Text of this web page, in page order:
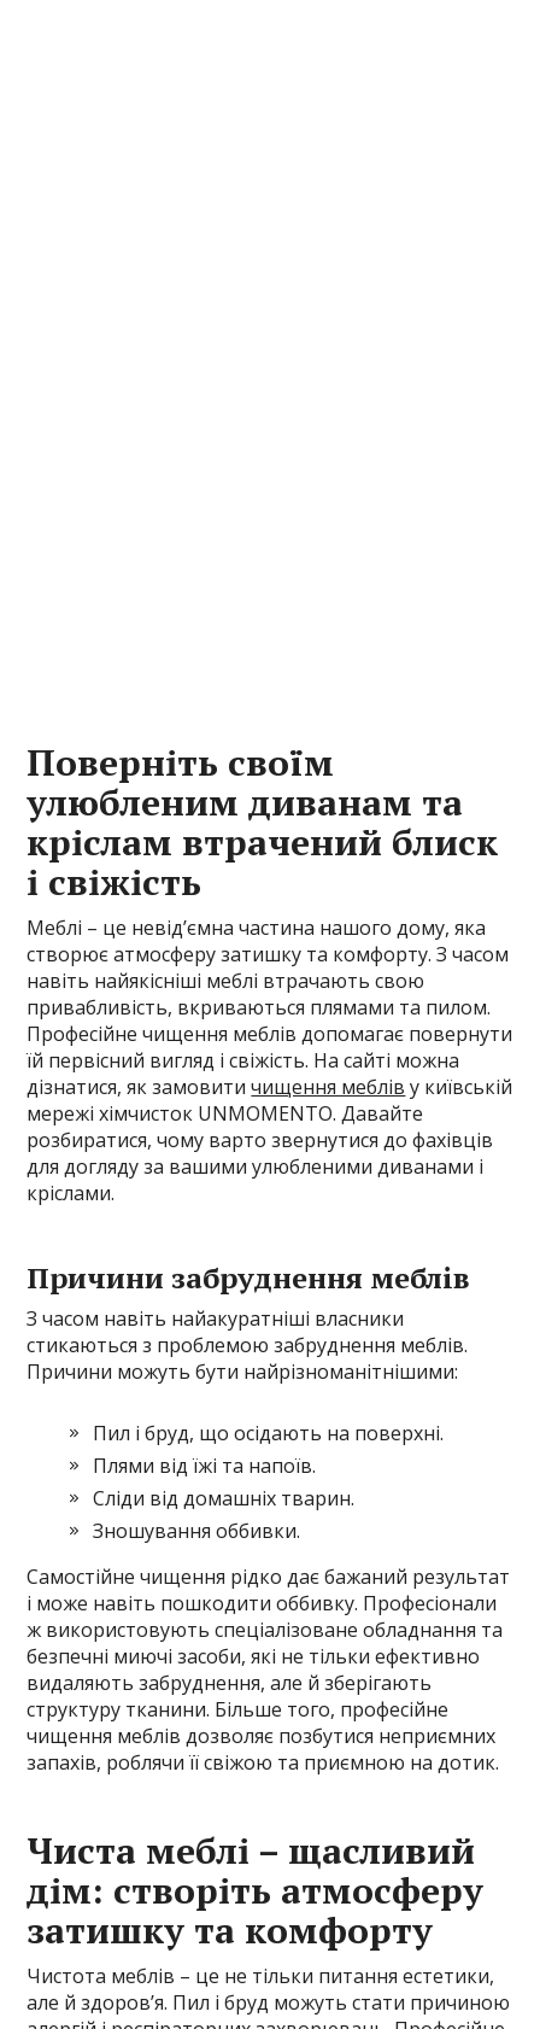
Поверніть своїм
улюбленим диванам та
кріслам втрачений блиск
і свіжість
Меблі – це невід’ємна частина нашого дому, яка
створює атмосферу затишку та комфорту. З часом
навіть найякісніші меблі втрачають свою
привабливість, вкриваються плямами та пилом.
Професійне чищення меблів допомагає повернути
їй первісний вигляд і свіжість. На сайті можна
дізнатися, як замовитичищення меблів у київській
мережі хімчисток UNMOMENTO. Давайте
розбиратися, чому варто звернутися до фахівців
для догляду за вашими улюбленими диванами і
кріслами.
Причини забруднення меблів
З часом навіть найакуратніші власники
стикаються з проблемою забруднення меблів.
Причини можуть бути найрізноманітнішими:
Пил і бруд, що осідають на поверхні.
Плями від їжі та напоїв.
Сліди від домашніх тварин.
Зношування оббивки.
Самостійне чищення рідко дає бажаний результат
і може навіть пошкодити оббивку. Професіонали
ж використовують спеціалізоване обладнання та
безпечні миючі засоби, які не тільки ефективно
видаляють забруднення, але й зберігають
структуру тканини. Більше того, професійне
чищення меблів дозволяє позбутися неприємних
запахів, роблячи її свіжою та приємною на дотик.
Чиста меблі – щасливий
дім: створіть атмосферу
затишку та комфорту
Чистота меблів – це не тільки питання естетики,
але й здоров’я. Пил і бруд можуть стати причиною